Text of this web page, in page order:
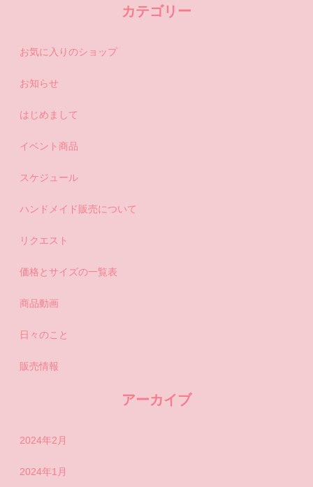
カテゴリー
お気に入りのショップ
お知らせ
はじめまして
イベント商品
スケジュール
ハンドメイド販売について
リクエスト
価格とサイズの一覧表
商品動画
日々のこと
販売情報
アーカイブ
2024年2月
2024年1月